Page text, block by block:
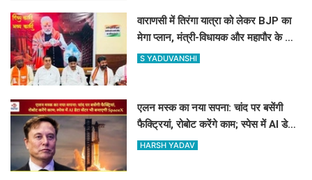
वाराणसी में तिरंगा यात्रा को लेकर BJP का
मेगा प्लान, मंत्री-विधायक और महापौर के साथ
बनी रणनीति
S YADUVANSHI
एलन मस्क का नया सपना: चांद पर बसेंगी
फैक्ट्रियां, रोबोट करेंगे काम; स्पेस में AI डेटा
सेंटर भी बनाएगी SpaceX
HARSH YADAV